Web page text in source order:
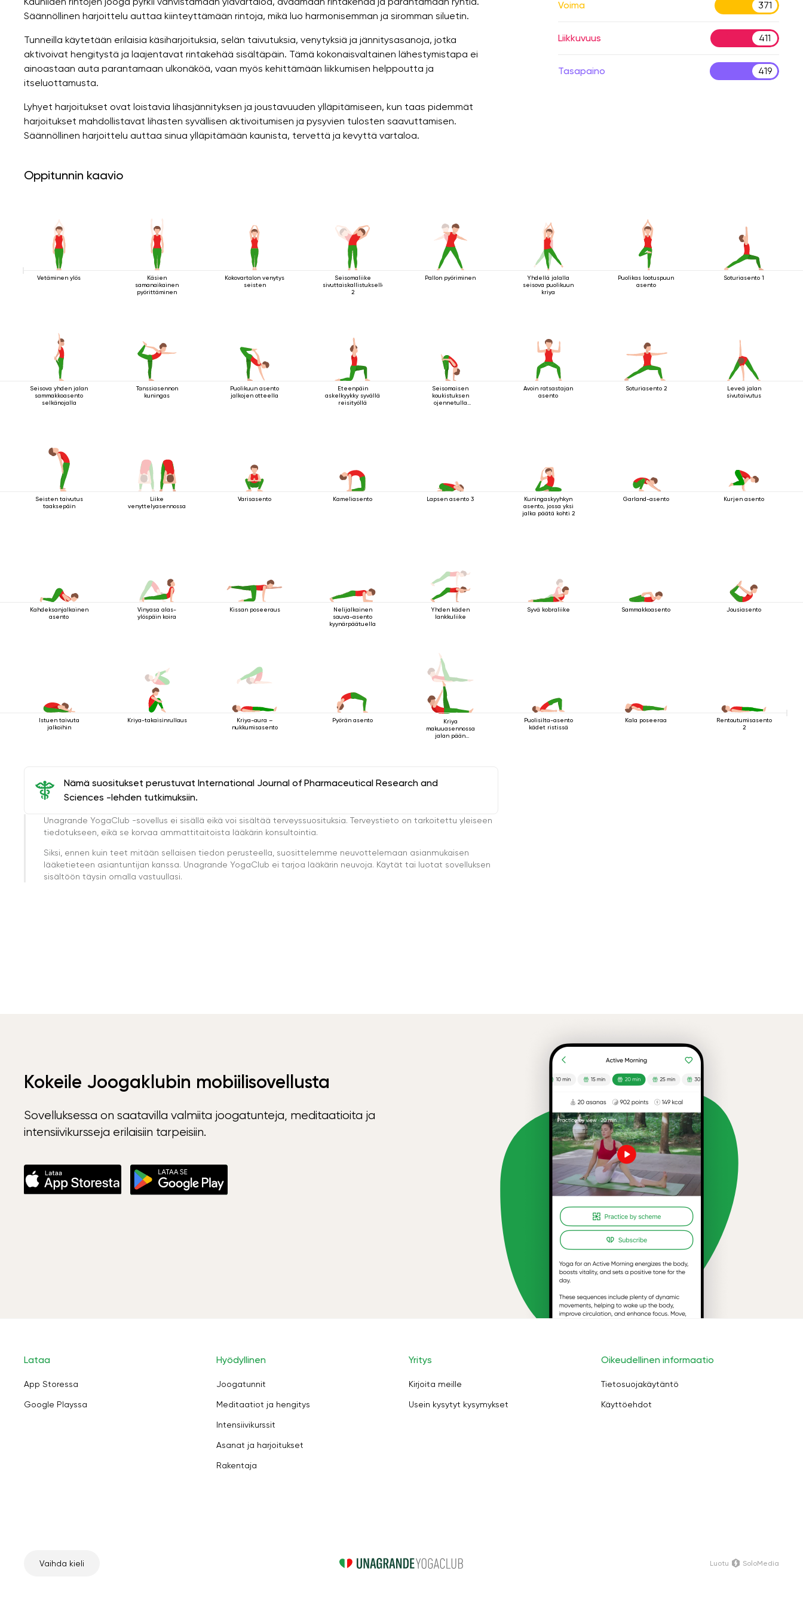
Säännöllinen harjoittelu auttaa kiinteyttämään rintoja, mikä luo harmonisemman ja siromman siluetin.
Tunneilla käytetään erilaisia ​​käsiharjoituksia, selän taivutuksia, venytyksiä ja jännitysasanoja, jotka
aktivoivat hengitystä ja laajentavat rintakehää sisältäpäin. Tämä kokonaisvaltainen lähestymistapa ei
ainoastaan ​​auta parantamaan ulkonäköä, vaan myös kehittämään liikkumisen helppoutta ja
itseluottamusta.
Lyhyet harjoitukset ovat loistavia lihasjännityksen ja joustavuuden ylläpitämiseen, kun taas pidemmät
harjoitukset mahdollistavat lihasten syvällisen aktivoitumisen ja pysyvien tulosten saavuttamisen.
Säännöllinen harjoittelu auttaa sinua ylläpitämään kaunista, tervettä ja kevyttä vartaloa.
Voima 371
Liikkuvuus 411
Tasapaino 419
Oppitunnin kaavio
Vetäminen ylös
Käsien
samanaikainen
pyörittäminen
Kokovartalon venytys
seisten
Seisomaliike
sivuttaiskallistuksella
2
Pallon pyöriminen
Yhdellä jalalla
seisova puolikuun
kriya
Puolikas lootuspuun
asento
Soturiasento 1
Seisova yhden jalan
sammakkoasento
selkänojalla
Tanssiasennon
kuningas
Puolikuun asento
jalkojen otteella
Eteenpäin
askelkyykky syvällä
reisityöllä
Seisomaisen
koukistuksen
ojennetulla
Avoin ratsastajan
asento
Soturiasento 2
Leveä jalan
sivutaivutus
Seisten taivutus
taaksepäin
Liike
venyttelyasennossa
Varisasento Kameliasento Lapsen asento 3
Kuningaskyyhkyn
asento, jossa yksi
jalka päätä kohti 2
Garland-asento Kurjen asento
Kahdeksanjalkainen
asento
Vinyasa alas-
ylöspäin koira
Kissan poseeraus
Nelijalkainen
sauva-asento
kyynärpäätuella
Yhden käden
lankkuliike
Syvä kobraliike Sammakkoasento Jousiasento
Istuen taivuta
jalkoihin
Kriya-takaisinrullaus
Kriya-aura –
nukkumisasento
Pyörän asento
Kriya
makuuasennossa
jalan pään
Puolisilta-asento
kädet ristissä
Kala poseeraa
Rentoutumisasento
2
Nämä suositukset perustuvat International Journal of Pharmaceutical Research and
Sciences -lehden tutkimuksiin.
Unagrande YogaClub -sovellus ei sisällä eikä voi sisältää terveyssuosituksia. Terveystieto on tarkoitettu yleiseen
tiedotukseen, eikä se korvaa ammattitaitoista lääkärin konsultointia.
Siksi, ennen kuin teet mitään sellaisen tiedon perusteella, suosittelemme neuvottelemaan asianmukaisen
lääketieteen asiantuntijan kanssa. Unagrande YogaClub ei tarjoa lääkärin neuvoja. Käytät tai luotat sovelluksen
sisältöön täysin omalla vastuullasi.
Kokeile Joogaklubin mobiilisovellusta
Sovelluksessa on saatavilla valmiita joogatunteja, meditaatioita ja
intensiivikursseja erilaisiin tarpeisiin.
Lataa
App Storessa
Google Playssa
Hyödyllinen
Joogatunnit
Meditaatiot ja hengitys
Intensiivikurssit
Asanat ja harjoitukset
Rakentaja
Yritys
Kirjoita meille
Usein kysytyt kysymykset
Oikeudellinen informaatio
Tietosuojakäytäntö
Käyttöehdot
Vaihda kieli Luotu SoloMedia